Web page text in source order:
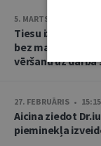
5. MARTS • 10:25
Tiesu izpildītāju
bez maksas
vēršanu uz darba
27. FEBRUĀRIS • 15:15
Aicina ziedot
pieminekļa